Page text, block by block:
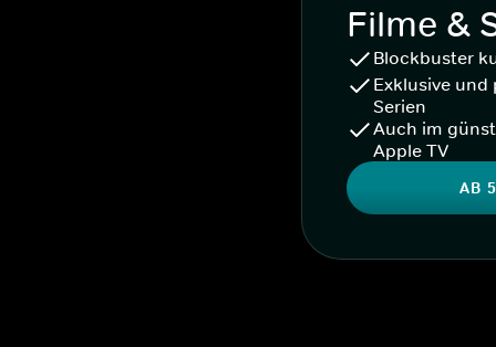
Filme &
Blockbuster
Exklusive und
Serien
Auch im
Apple TV
AB